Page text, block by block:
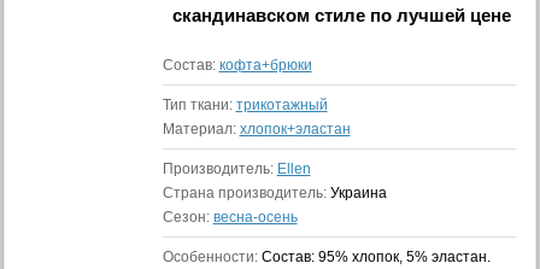
скандинавском стиле по лучшей цене
Состав: кофта+брюки
Тип ткани: трикотажный
Материал: хлопок+эластан
Производитель: Ellen
Страна производитель: Украина
Сезон: весна-осень
Особенности: Состав: 95% хлопок, 5% эластан.